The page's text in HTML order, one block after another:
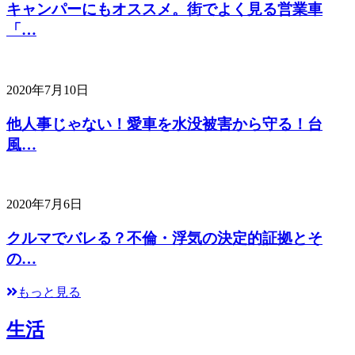
キャンパーにもオススメ。街でよく見る営業車
「…
2020年7月10日
他人事じゃない！愛車を水没被害から守る！台
風…
2020年7月6日
クルマでバレる？不倫・浮気の決定的証拠とそ
の…
もっと見る
生活